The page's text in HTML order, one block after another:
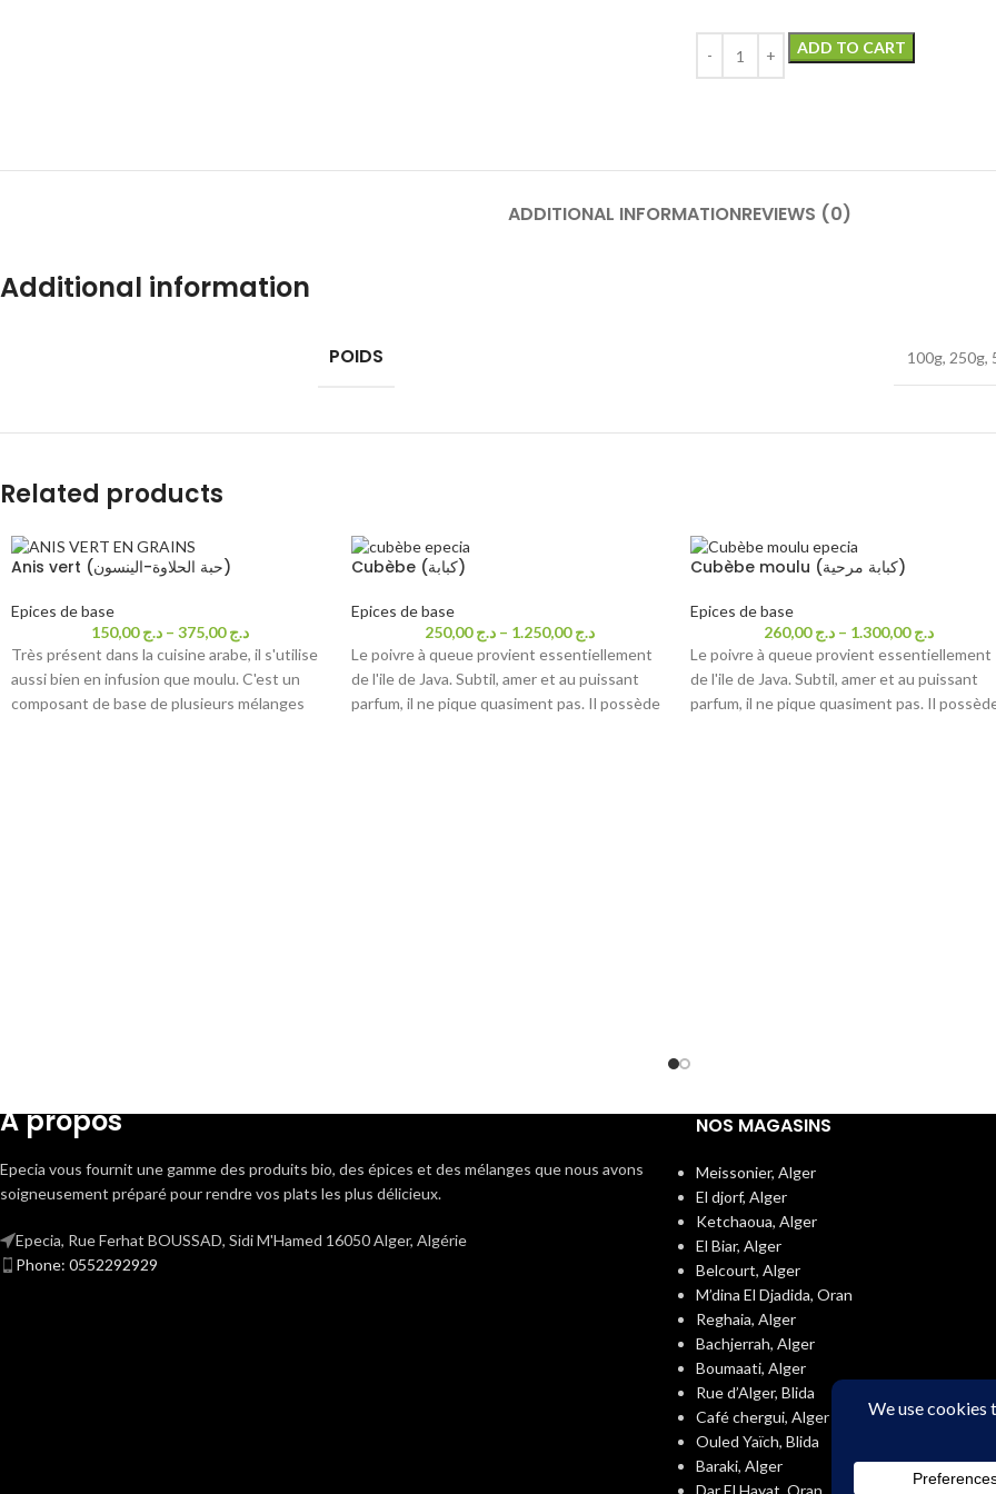
ADD TO CART
ADDITIONAL INFORMATIONREVIEWS (0)
Additional information
POIDS 100g, 250g,
Related products
Anis vert (حبة الحلاوة-الينسون)
Epices de base
د.ج150,00 – د.ج375,00
Très présent dans la cuisine arabe, il s'utilise
aussi bien en infusion que moulu. C'est un
composant de base de plusieurs mélanges
Cubèbe (كبابة)
Epices de base
د.ج250,00 – د.ج1.250,00
Le poivre à queue provient essentiellement
de l'ile de Java. Subtil, amer et au puissant
parfum, il ne pique quasiment pas. Il possède
Cubèbe moulu (كبابة مرحية)
Epices de base
د.ج260,00 – د.ج1.300,00
Le poivre à queue provient essentiellement
de l'ile de Java. Subtil, amer et au puissant
parfum, il ne pique quasiment pas. Il
A propos
Epecia vous fournit une gamme des produits bio, des épices et des mélanges que nous avons
soigneusement préparé pour rendre vos plats les plus délicieux.
Epecia, Rue Ferhat BOUSSAD, Sidi M'Hamed 16050 Alger, Algérie
Phone: 0552292929
NOS MAGASINS
Meissonier, Alger
El djorf, Alger
Ketchaoua, Alger
El Biar, Alger
Belcourt, Alger
M’dina El Djadida, Oran
Reghaia, Alger
Bachjerrah, Alger
Boumaati, Alger
Rue d’Alger, Blida
Café chergui, Alger
Ouled Yaïch, Blida
Baraki, Alger